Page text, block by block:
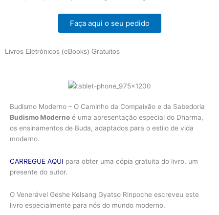
Faça aqui o seu pedido
Livros Eletrónicos (eBooks) Gratuitos
Budismo Moderno – O Caminho da Compaixão e da Sabedoria
Budismo Moderno é uma apresentação especial do Dharma,
os ensinamentos de Buda, adaptados para o estilo de vida
moderno.
CARREGUE AQUI para obter uma cópia gratuita do livro, um
presente do autor.
O Venerável Geshe Kelsang Gyatso Rinpoche escreveu este
livro especialmente para nós do mundo moderno.